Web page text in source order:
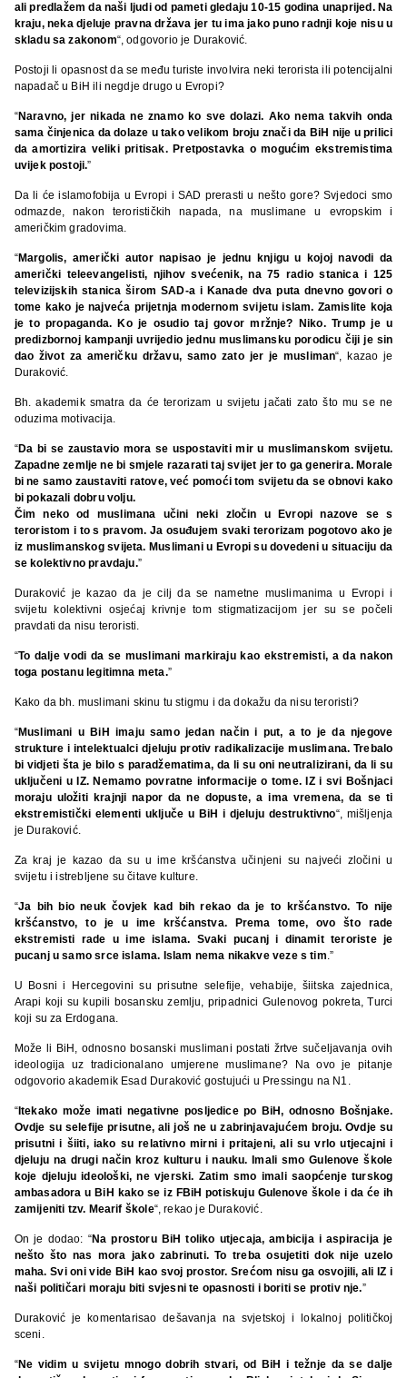
ali predlažem da naši ljudi od pameti gledaju 10-15 godina unaprijed. Na
kraju, neka djeluje pravna država jer tu ima jako puno radnji koje nisu u
skladu sa zakonom“, odgovorio je Duraković.
Postoji li opasnost da se među turiste involvira neki terorista ili potencijalni
napadač u BiH ili negdje drugo u Evropi?
“Naravno, jer nikada ne znamo ko sve dolazi. Ako nema takvih onda
sama činjenica da dolaze u tako velikom broju znači da BiH nije u prilici
da amortizira veliki pritisak. Pretpostavka o mogućim ekstremistima
uvijek postoji.”
Da li će islamofobija u Evropi i SAD prerasti u nešto gore? Svjedoci smo
odmazde, nakon terorističkih napada, na muslimane u evropskim i
američkim gradovima.
“Margolis, američki autor napisao je jednu knjigu u kojoj navodi da
američki teleevangelisti, njihov svećenik, na 75 radio stanica i 125
televizijskih stanica širom SAD-a i Kanade dva puta dnevno govori o
tome kako je najveća prijetnja modernom svijetu islam. Zamislite koja
je to propaganda. Ko je osudio taj govor mržnje? Niko. Trump je u
predizbornoj kampanji uvrijedio jednu muslimansku porodicu čiji je sin
dao život za američku državu, samo zato jer je musliman“, kazao je
Duraković.
Bh. akademik smatra da će terorizam u svijetu jačati zato što mu se ne
oduzima motivacija.
“Da bi se zaustavio mora se uspostaviti mir u muslimanskom svijetu.
Zapadne zemlje ne bi smjele razarati taj svijet jer to ga generira. Morale
bi ne samo zaustaviti ratove, već pomoći tom svijetu da se obnovi kako
bi pokazali dobru volju.
Čim neko od muslimana učini neki zločin u Evropi nazove se s
teroristom i to s pravom. Ja osuđujem svaki terorizam pogotovo ako je
iz muslimanskog svijeta. Muslimani u Evropi su dovedeni u situaciju da
se kolektivno pravdaju.”
Duraković je kazao da je cilj da se nametne muslimanima u Evropi i
svijetu kolektivni osjećaj krivnje tom stigmatizacijom jer su se počeli
pravdati da nisu teroristi.
“To dalje vodi da se muslimani markiraju kao ekstremisti, a da nakon
toga postanu legitimna meta.”
Kako da bh. muslimani skinu tu stigmu i da dokažu da nisu teroristi?
“Muslimani u BiH imaju samo jedan način i put, a to je da njegove
strukture i intelektualci djeluju protiv radikalizacije muslimana. Trebalo
bi vidjeti šta je bilo s paradžematima, da li su oni neutralizirani, da li su
uključeni u IZ. Nemamo povratne informacije o tome. IZ i svi Bošnjaci
moraju uložiti krajnji napor da ne dopuste, a ima vremena, da se ti
ekstremistički elementi uključe u BiH i djeluju destruktivno“, mišljenja
je Duraković.
Za kraj je kazao da su u ime kršćanstva učinjeni su najveći zločini u
svijetu i istrebljene su čitave kulture.
“Ja bih bio neuk čovjek kad bih rekao da je to kršćanstvo. To nije
kršćanstvo, to je u ime kršćanstva. Prema tome, ovo što rade
ekstremisti rade u ime islama. Svaki pucanj i dinamit teroriste je
pucanj u samo srce islama. Islam nema nikakve veze s tim .”
U Bosni i Hercegovini su prisutne selefije, vehabije, šiitska zajednica,
Arapi koji su kupili bosansku zemlju, pripadnici Gulenovog pokreta, Turci
koji su za Erdogana.
Može li BiH, odnosno bosanski muslimani postati žrtve sučeljavanja ovih
ideologija uz tradicionalano umjerene muslimane? Na ovo je pitanje
odgovorio akademik Esad Duraković gostujući u Pressingu na N1.
“Itekako može imati negativne posljedice po BiH, odnosno Bošnjake.
Ovdje su selefije prisutne, ali još ne u zabrinjavajućem broju. Ovdje su
prisutni i šiiti, iako su relativno mirni i pritajeni, ali su vrlo utjecajni i
djeluju na drugi način kroz kulturu i nauku. Imali smo Gulenove škole
koje djeluju ideološki, ne vjerski. Zatim smo imali saopćenje turskog
ambasadora u BiH kako se iz FBiH potiskuju Gulenove škole i da će ih
zamijeniti tzv. Mearif škole“, rekao je Duraković.
On je dodao: “Na prostoru BiH toliko utjecaja, ambicija i aspiracija je
nešto što nas mora jako zabrinuti. To treba osujetiti dok nije uzelo
maha. Svi oni vide BiH kao svoj prostor. Srećom nisu ga osvojili, ali IZ i
naši političari moraju biti svjesni te opasnosti i boriti se protiv nje.”
Duraković je komentarisao dešavanja na svjetskoj i lokalnoj političkoj
sceni.
“Ne vidim u svijetu mnogo dobrih stvari, od BiH i težnje da se dalje